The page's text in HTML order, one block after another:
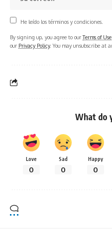
He leído los términos y condiciones.
By signing up, you agree to ourTerms of Use
our Privacy Policy. You may unsubscribe at
What do
Love
0
Sad
0
Happy
0